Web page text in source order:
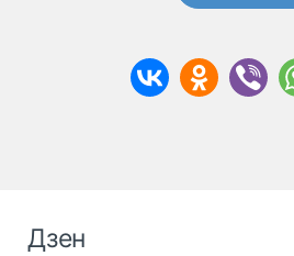
Дзен